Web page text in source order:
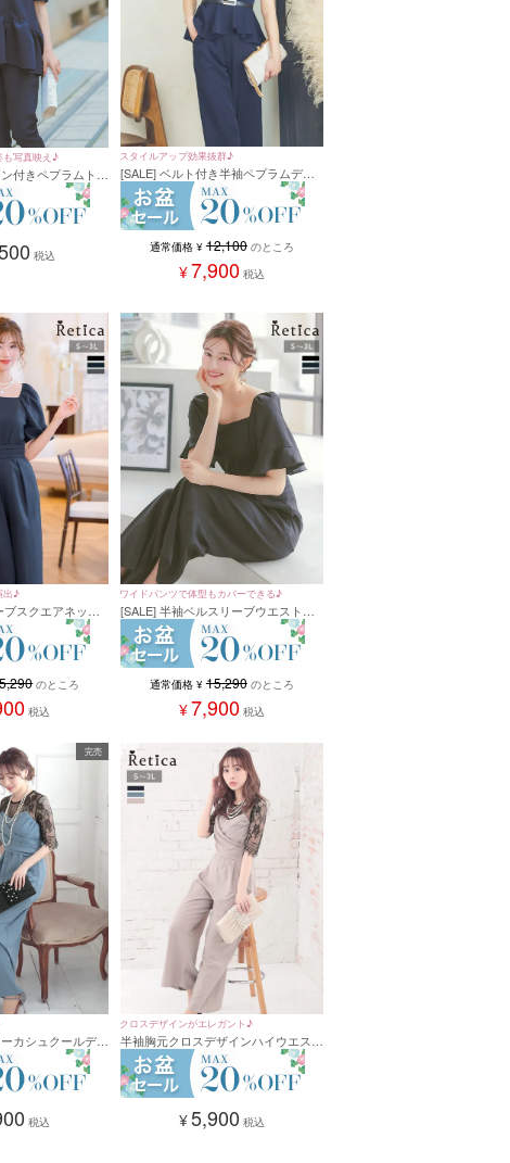
も写真映え♪
付きペプラムトッ
ムパンツドレス 結
ズ～4Lサイズ)
税込
スタイルアップ効果抜群♪
[SALE] ベルト付き半袖ペプラムデザ
インセットアップパンツパーティード
レス (Sサイズ～3Lサイズ)
通常価格 ¥ 12,100 のところ
¥7,900 税込
出♪
スクエアネック
ィードレス 結婚
～3Lサイズ)
のところ
税込
ワイドパンツで体型もカバーできる♪
[SALE] 半袖ベルスリーブウエストマ
ークワイドパンツパーティードレス
結婚式 二次会 (Sサイズ～3Lサイズ)
通常価格 ¥ 15,290 のところ
¥7,900 税込
カシュクールデザ
レス 結婚式 二次
ズ)
完売
税込
クロスデザインがエレガント♪
半袖胸元クロスデザインハイウエスト
ポケット付きフレアパンツドレス 結
婚式 二次会(Sサイズ～3Lサイズ)
¥5,900 税込